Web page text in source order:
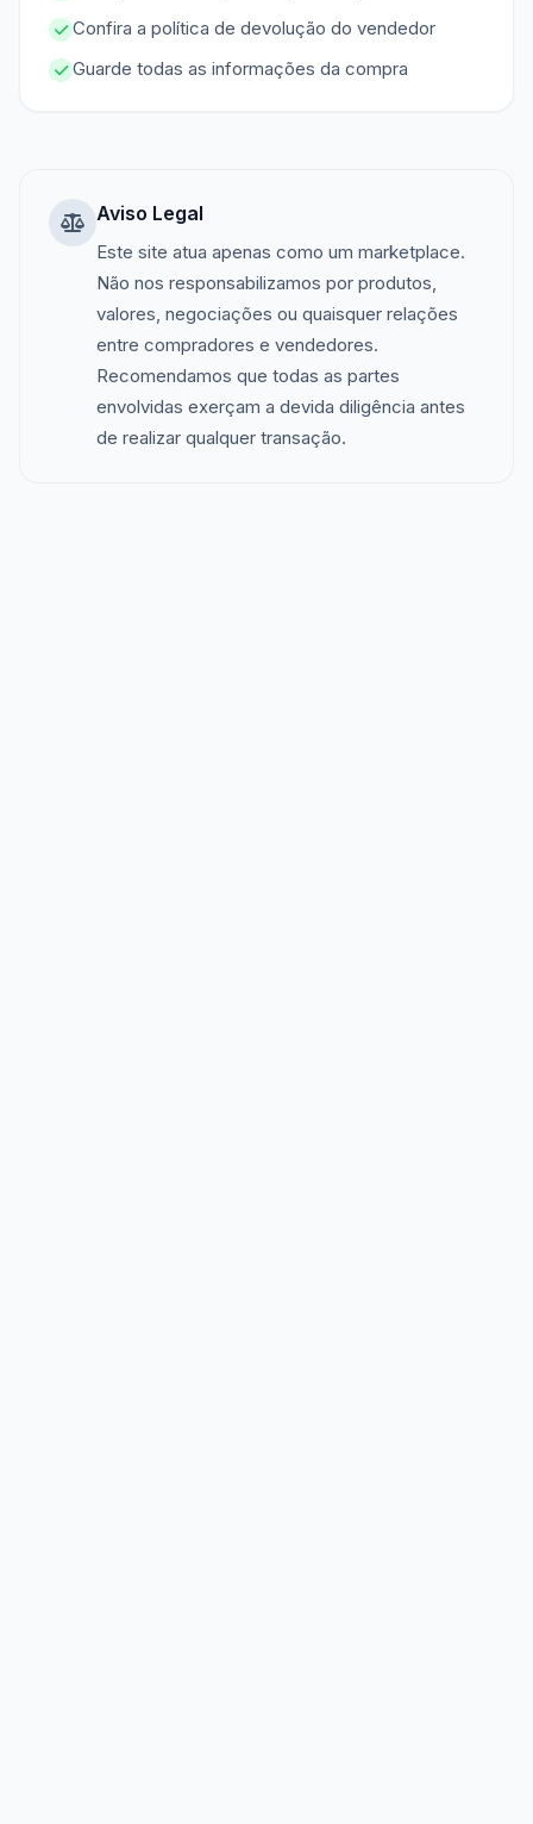
Confira a política de devolução do vendedor
Guarde todas as informações da compra
Aviso Legal
Este site atua apenas como um marketplace.
Não nos responsabilizamos por produtos,
valores, negociações ou quaisquer relações
entre compradores e vendedores.
Recomendamos que todas as partes
envolvidas exerçam a devida diligência antes
de realizar qualquer transação.